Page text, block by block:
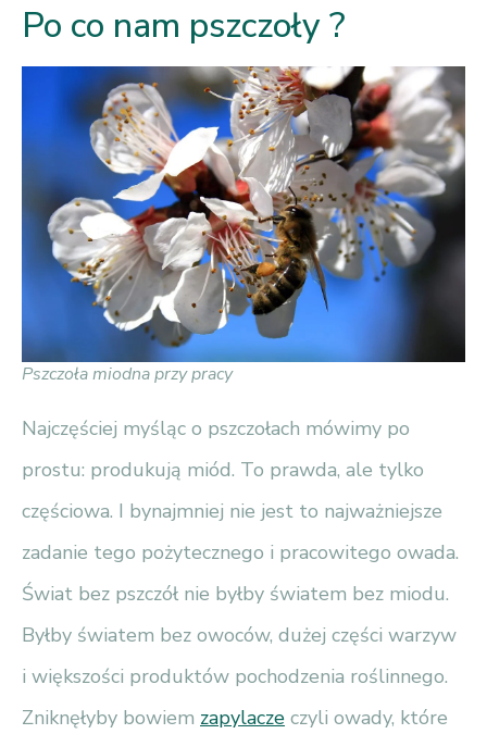
Po co nam pszczoły ?
Pszczoła miodna przy pracy
Najczęściej myśląc o pszczołach mówimy po
prostu: produkują miód. To prawda, ale tylko
częściowa. I bynajmniej nie jest to najważniejsze
zadanie tego pożytecznego i pracowitego owada.
Świat bez pszczół nie byłby światem bez miodu.
Byłby światem bez owoców, dużej części warzyw
i większości produktów pochodzenia roślinnego.
Zniknęłyby bowiem zapylacze czyli owady, które